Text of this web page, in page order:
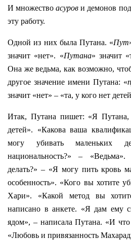
И множествоасуров и демонов
эту работу.
Одной из них была Путана. «Пут
значит «нет». «Путана» значит
Она же ведьма, как возможно,
другое значение имени Путана: «
значит «нет» – «та, у кого нет
Итак, Путана пишет: «Я
детей». «Какова ваша
могу убивать маленьких
национальность?» –
делать?» – «Я могу пить кровь
особенность». «Кого вы хотите
Хари». «Какой метод вы
написано в анкете. «Я дам ему
ядом», – написала Путана. «И
«Любовь и привязанность